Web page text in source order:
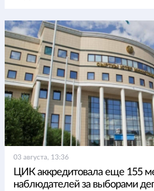
03 августа, 13:36
ЦИК аккредитовала еще 155
наблюдателей за выборами